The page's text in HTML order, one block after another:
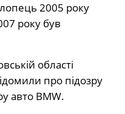
2005 року
року був
області
про підозру
авто BMW.